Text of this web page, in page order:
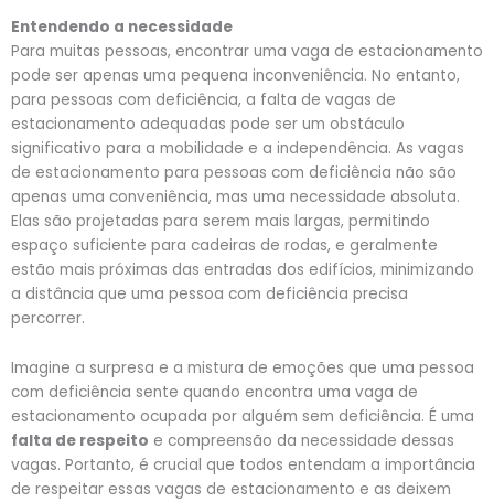
Entendendo a necessidade
Para muitas pessoas, encontrar uma vaga de estacionamento
pode ser apenas uma pequena inconveniência. No entanto,
para pessoas com deficiência, a falta de vagas de
estacionamento adequadas pode ser um obstáculo
significativo para a mobilidade e a independência. As vagas
de estacionamento para pessoas com deficiência não são
apenas uma conveniência, mas uma necessidade absoluta.
Elas são projetadas para serem mais largas, permitindo
espaço suficiente para cadeiras de rodas, e geralmente
estão mais próximas das entradas dos edifícios, minimizando
a distância que uma pessoa com deficiência precisa
percorrer.
Imagine a surpresa e a mistura de emoções que uma pessoa
com deficiência sente quando encontra uma vaga de
estacionamento ocupada por alguém sem deficiência. É uma
falta de respeito e compreensão da necessidade dessas
vagas. Portanto, é crucial que todos entendam a importância
de respeitar essas vagas de estacionamento e as deixem